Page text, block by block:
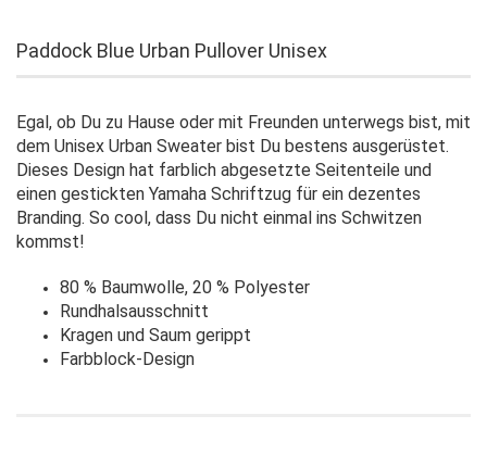
Paddock Blue Urban Pullover Unisex
Egal, ob Du zu Hause oder mit Freunden unterwegs bist, mit
dem Unisex Urban Sweater bist Du bestens ausgerüstet.
Dieses Design hat farblich abgesetzte Seitenteile und
einen gestickten Yamaha Schriftzug für ein dezentes
Branding. So cool, dass Du nicht einmal ins Schwitzen
kommst!
80 % Baumwolle, 20 % Polyester
Rundhalsausschnitt
Kragen und Saum gerippt
Farbblock-Design